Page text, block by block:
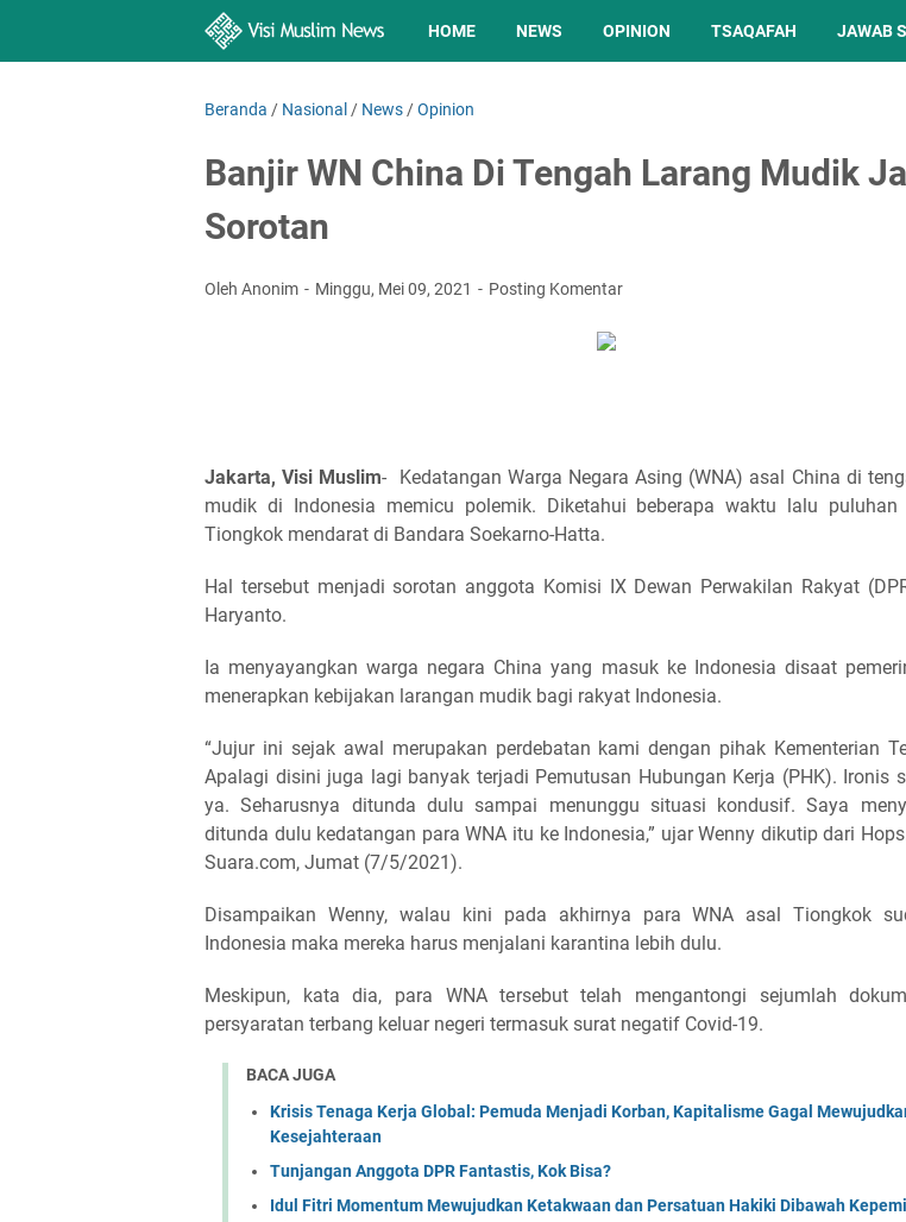
HOME NEWS OPINION TSAQAFAH JAWAB
Beranda / Nasional / News /Opinion
Banjir WN China Di Tengah Larang Mudik
Sorotan
Oleh Anonim Minggu, Mei 09, 2021 Posting Komentar
Jakarta, Visi Muslim- Kedatangan Warga Negara Asing (WNA) asal China di
mudik di Indonesia memicu polemik. Diketahui beberapa waktu lalu
Tiongkok mendarat di Bandara Soekarno-Hatta.
Hal tersebut menjadi sorotan anggota Komisi IX Dewan Perwakilan Rakyat
Haryanto.
Ia menyayangkan warga negara China yang masuk ke Indonesia disaat
menerapkan kebijakan larangan mudik bagi rakyat Indonesia.
“Jujur ini sejak awal merupakan perdebatan kami dengan pihak Kementerian
Apalagi disini juga lagi banyak terjadi Pemutusan Hubungan Kerja (PHK). Ironis
ya. Seharusnya ditunda dulu sampai menunggu situasi kondusif. Saya
ditunda dulu kedatangan para WNA itu ke Indonesia,” ujar Wenny dikutip dari
Suara.com, Jumat (7/5/2021).
Disampaikan Wenny, walau kini pada akhirnya para WNA asal Tiongkok
Indonesia maka mereka harus menjalani karantina lebih dulu.
Meskipun, kata dia, para WNA tersebut telah mengantongi sejumlah
persyaratan terbang keluar negeri termasuk surat negatif Covid-19.
BACA JUGA
Krisis Tenaga Kerja Global: Pemuda Menjadi Korban, Kapitalisme Gagal
Kesejahteraan
Tunjangan Anggota DPR Fantastis, Kok Bisa?
Idul Fitri Momentum Mewujudkan Ketakwaan dan Persatuan Hakiki Dibawah